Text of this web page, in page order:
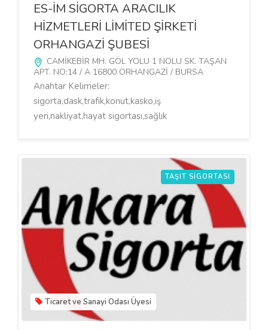
ES-İM SİGORTA ARACILIK
HİZMETLERİ LİMİTED ŞİRKETİ
ORHANGAZİ ŞUBESİ
CAMİKEBİR MH. GÖL YOLU 1 NOLU SK. TAŞAN
APT. NO:14 / A 16800 ORHANGAZİ / BURSA
Anahtar Kelimeler:
sigorta,dask,trafik,konut,kasko,iş
yeri,nakliyat,hayat sigortası,sağlık
TAŞIT SIGORTASI
Ticaret ve Sanayi Odası Üyesi